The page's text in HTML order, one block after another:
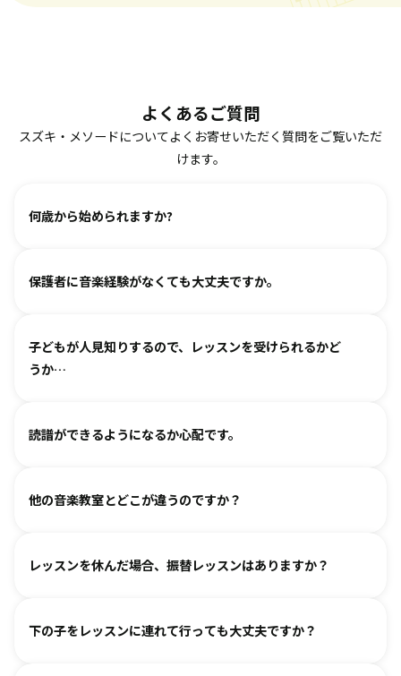
よくあるご質問
スズキ・メソードについてよくお寄せいただく質問をご覧いただ
けます。
何歳から始められますか?
ヴァイオリン、ピアノ、フルート、チェロは2、3歳から始め
（楽器のレッスンを始める前の0〜3歳児コースは全国に約15
箇所ございます。）
保護者に音楽経験がなくても大丈夫ですか。
基本は個人レッスンで、一人一人に合わせて指導しておりま
す。楽器に触れるのが初めてのお子様・ご家庭でも基礎から
グループレッスンやイベントなど、楽しくご参加いただける
る、というお声も多くいただいております。
子どもが人見知りするので、レッスンを受けられるかど
うか…
各指導者がお子様の個性に合わせて、安心して音楽を楽しん
ご覧いただき、徐々に慣れていただくのがおすすめです。お
読譜ができるようになるか心配です。
各指導者がお子様の様子を見ながら工夫をして指導していま
どを通して楽しみながら自然に読譜に慣れていきます。
他の音楽教室とどこが違うのですか？
言葉を身につけるのと同じように、まずはたくさん聴いて、
ァルトなどの名曲を弾けるようになります。指導者は 養成課
レッスンを休んだ場合、振替レッスンはありますか？
教室ごとに時間割を組んでおりますので、各教室までご相談
下の子をレッスンに連れて行っても大丈夫ですか？